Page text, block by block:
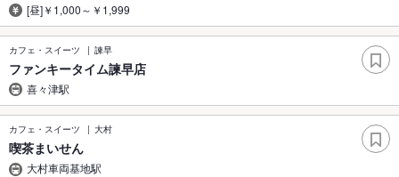
[昼]￥1,000～￥1,999
カフェ・スイーツ 諫早
ファンキータイム諫早店
喜々津駅
カフェ・スイーツ 大村
喫茶まいせん
大村車両基地駅